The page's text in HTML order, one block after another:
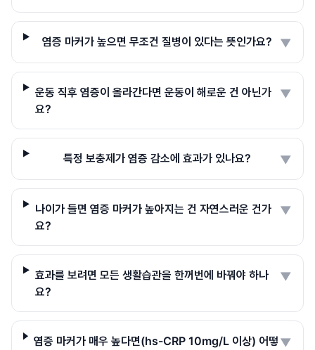
염증 마커가 높으면 무조건 질병이 있다는 뜻인가요? ▼
운동 직후 염증이 올라간다면 운동이 해로운 건 아닌가
요?
▼
특정 보충제가 염증 감소에 효과가 있나요? ▼
나이가 들면 염증 마커가 높아지는 건 자연스러운 건가
요?
▼
효과를 보려면 모든 생활습관을 한꺼번에 바꿔야 하나
요?
▼
염증 마커가 매우 높다면(hs-CRP 10mg/L 이상) 어떻 ▼